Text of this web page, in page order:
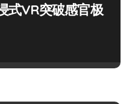
式VR突破感官极